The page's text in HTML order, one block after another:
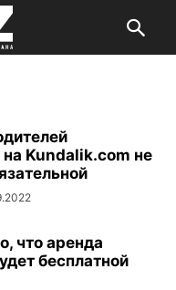
Kundalik.com не
что аренда
бесплатной